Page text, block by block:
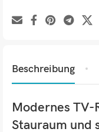
Beschreibung
Modernes TV-
Stauraum und